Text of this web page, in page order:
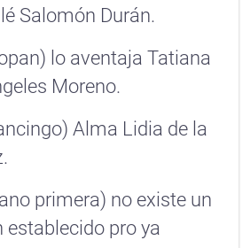
Salomón Durán.
lo aventaja Tatiana
Moreno.
Alma Lidia de la
primera) no existe un
establecido pro ya